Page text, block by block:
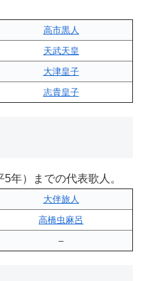
高市黒人
天武天皇
大津皇子
志貴皇子
年）までの代表歌人。
大伴旅人
高橋虫麻呂
–